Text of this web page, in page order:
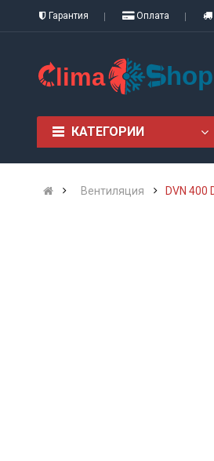
Гарантия Оплата
КАТЕГОРИИ
Вентиляция DVN 400